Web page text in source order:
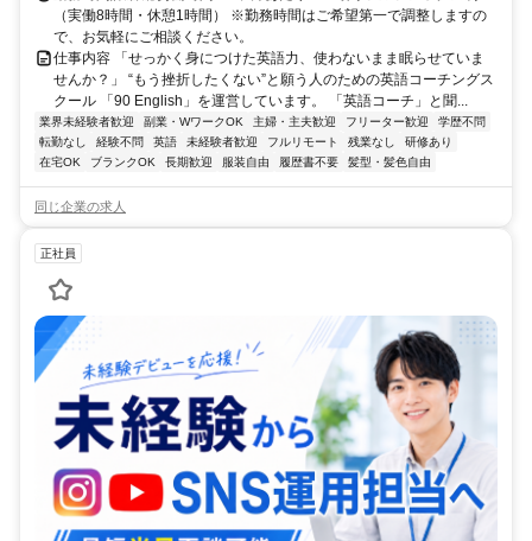
（実働8時間・休憩1時間） ※勤務時間はご希望第一で調整しますの
で、お気軽にご相談ください。
仕事内容 「せっかく身につけた英語力、使わないまま眠らせていま
せんか？」 “もう挫折したくない”と願う人のための英語コーチングス
クール 「90 English」を運営しています。 「英語コーチ」と聞...
業界未経験者歓迎 副業・WワークOK 主婦・主夫歓迎 フリーター歓迎
学歴不問
転勤なし
経験不問 英語 未経験者歓迎 フルリモート 残業なし
研修あり
在宅OK
ブランクOK 長期歓迎 服装自由 履歴書不要 髪型・髪色自由
同じ企業の求人
正社員